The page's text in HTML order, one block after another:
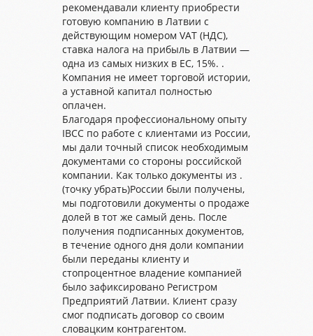
рекомендавали клиенту приобрести
готовую компанию в Латвии с
действующим номером VAT (НДС),
ставка налога на прибыль в Латвии —
одна из самых низких в ЕС, 15%. .
Компания не имеет торговой истории,
а уставной капитал полностью
оплачен.
Благодаря профессиональному опыту
IBCC по работе с клиентами из России,
мы дали точный список необходимым
документами со стороны российской
компании. Как только документы из .
(точку убрать)России были получены,
мы подготовили документы о продаже
долей в тот же самый день. После
получения подписанных документов,
в течение одного дня доли компании
были переданы клиенту и
стопроцентное владение компанией
было зафиксировано Регистром
Предприятий Латвии. Клиент сразу
смог подписать договор со своим
словацким контрагентом.